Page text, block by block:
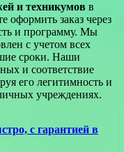
и техникумов в
оформить заказ через
и программу. Мы
с учетом всех
сроки. Наши
и соответствие
его легитимность и
учреждениях.
с гарантией в